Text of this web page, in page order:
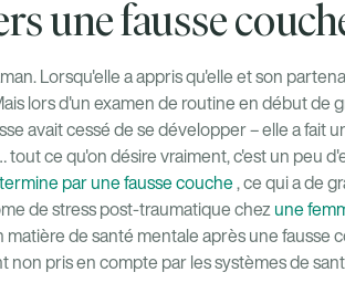
une fausse
Lorsqu'elle a appris qu'elle et son
lors d'un examen de routine en début de
avait cessé de se développer – elle a fait
ce qu'on désire vraiment, c'est un peu
par une fausse couche, ce qui a de
de stress post-traumatique chez une
de santé mentale après une fausse
non pris en compte par les systèmes de